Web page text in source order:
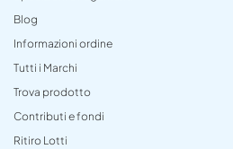
Blog
Informazioni ordine
Tutti i Marchi
Trova prodotto
Contributi e fondi
Ritiro Lotti